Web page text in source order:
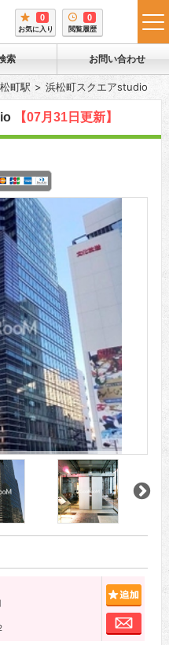
0
お気に入り
0
閲覧履歴
索 お問い合わせ
町駅 浜松町スクエアstudio
【07月31日更新】
お問